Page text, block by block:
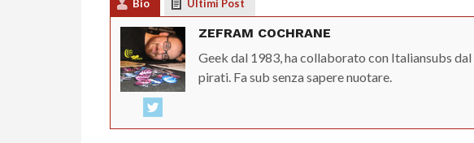
Bio Ultimi Post
ZEFRAM COCHRANE
Geek dal 1983, ha collaborato con Italiansubs
pirati. Fa sub senza sapere nuotare.